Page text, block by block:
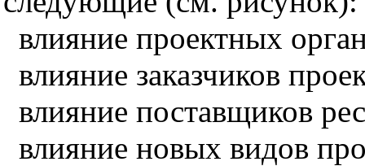
влияние проектных
влияние заказчиков
влияние поставщиков
влияние новых видов